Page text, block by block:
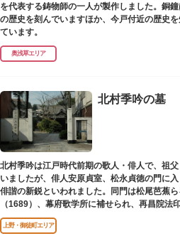
を代表する鋳物師の一人が製作しました。銅鐘
の歴史を刻んでいますほか、今戸付近の歴史
ています。
奥浅草エリア
北村季吟の墓
北村季吟は江戸時代前期の歌人・俳人で、祖
いましたが、俳人安原貞室、松永貞徳の門に
俳諧の新鋭といわれました。同門は松尾芭蕉
（1689）、幕府歌学所に補せられ、再昌院法
慶寺（しょうけいじ）にあります。
上野・御徒町エリア